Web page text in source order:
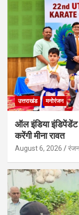
उत्तराखंड मनोरंजन
ऑल इंडिया इंडिपेंडेंट
करेंगी मीना रावत
August 6, 2026